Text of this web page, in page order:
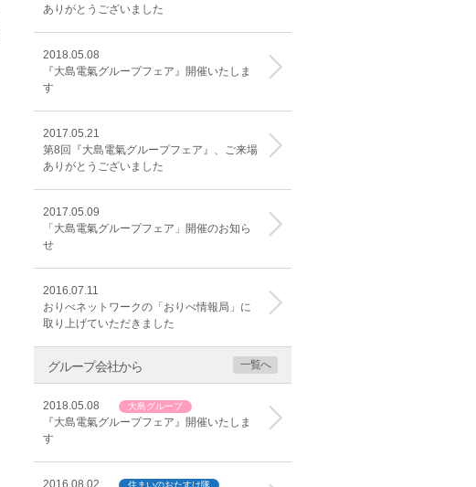
ありがとうございました
2018.05.08
『大島電氣グループフェア』開催いたしま
す
2017.05.21
第8回『大島電氣グループフェア』、ご来場
ありがとうございました
2017.05.09
「大島電氣グループフェア」開催のお知ら
せ
2016.07.11
おりべネットワークの「おりべ情報局」に
取り上げていただきました
グループ会社から 一覧へ
2018.05.08 大島グループ
『大島電氣グループフェア』開催いたしま
す
2016.08.02 住まいのおたすけ隊